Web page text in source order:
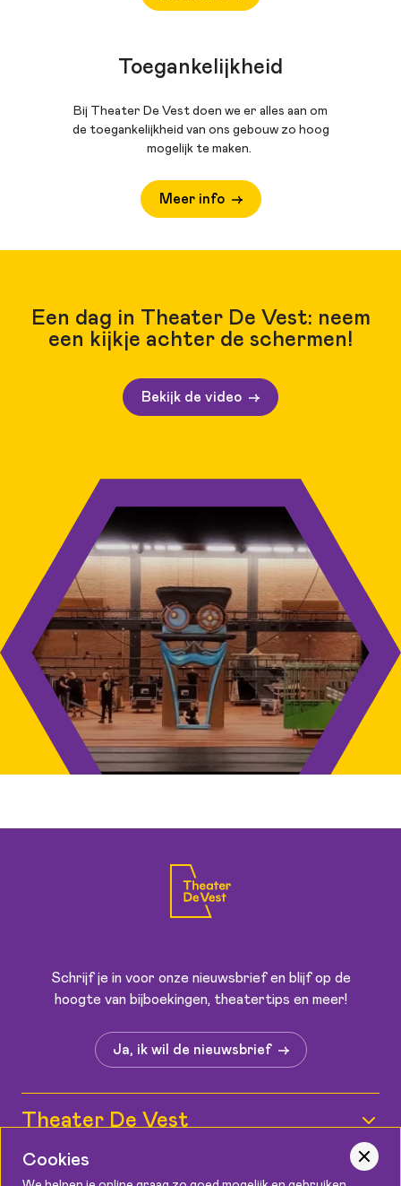
Toegankelijkheid
Bij Theater De Vest doen we er alles aan om
de toegankelijkheid van ons gebouw zo hoog
mogelijk te maken.
Meer info
Een dag in Theater De Vest: neem
een kijkje achter de schermen!
Bekijk de video
Schrijf je in voor onze nieuwsbrief en blijf op de
hoogte van bijboekingen, theatertips en meer!
Ja, ik wil de nieuwsbrief
Theater De Vest
Wie zijn wij?
Informatie
Cookies